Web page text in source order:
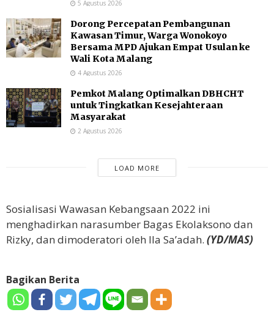
5 Agustus 2026
Dorong Percepatan Pembangunan
Kawasan Timur, Warga Wonokoyo
Bersama MPD Ajukan Empat Usulan ke
Wali Kota Malang
4 Agustus 2026
Pemkot Malang Optimalkan DBHCHT
untuk Tingkatkan Kesejahteraan
Masyarakat
2 Agustus 2026
LOAD MORE
Sosialisasi Wawasan Kebangsaan 2022 ini
menghadirkan narasumber Bagas Ekolaksono dan
Rizky, dan dimoderatori oleh Ila Sa’adah. (YD/MAS)
Bagikan Berita